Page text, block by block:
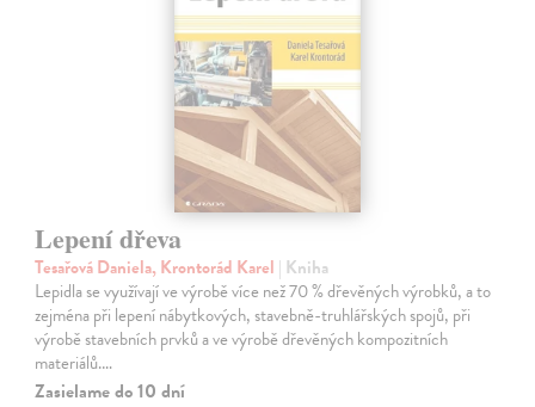
Lepení dřeva
Tesařová Daniela, Krontorád Karel | Kniha
Lepidla se využívají ve výrobě více než 70 % dřevěných výrobků, a to
zejména při lepení nábytkových, stavebně-truhlářských spojů, při
výrobě stavebních prvků a ve výrobě dřevěných kompozitních
materiálů.…
Zasielame do 10 dní